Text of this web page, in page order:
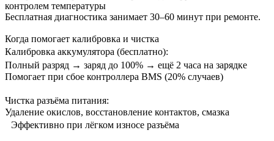
контролем температуры
Бесплатная диагностика занимает 30–60 минут при ремонте.
Когда помогает калибровка и чистка
Калибровка аккумулятора (бесплатно):
Полный разряд → заряд до 100% → ещё 2 часа на зарядке
Помогает при сбое контроллера BMS (20% случаев)
Чистка разъёма питания:
Удаление окислов, восстановление контактов, смазка
Эффективно при лёгком износе разъёма